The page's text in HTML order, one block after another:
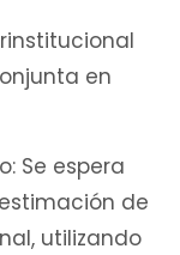
en
Se espera
de
utilizando